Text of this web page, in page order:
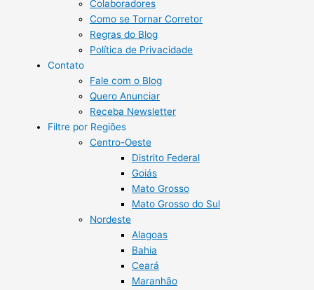
Colaboradores
Como se Tornar Corretor
Regras do Blog
Política de Privacidade
Contato
Fale com o Blog
Quero Anunciar
Receba Newsletter
Filtre por Regiões
Centro-Oeste
Distrito Federal
Goiás
Mato Grosso
Mato Grosso do Sul
Nordeste
Alagoas
Bahia
Ceará
Maranhão